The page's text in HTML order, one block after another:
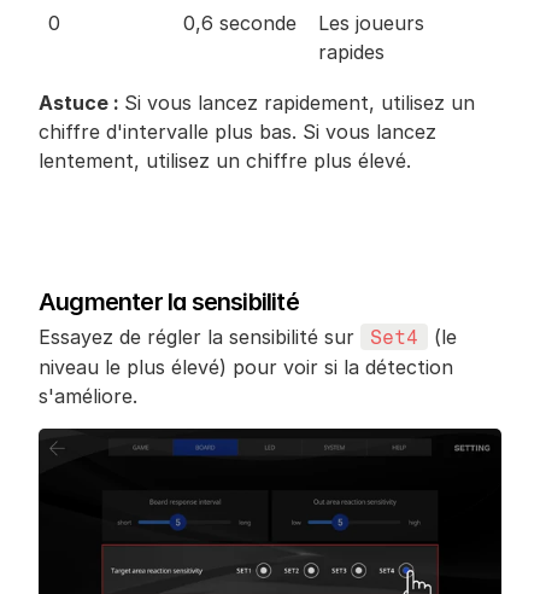
0 0,6 seconde
Les joueurs
rapides
Astuce : Si vous lancez rapidement, utilisez un
chiffre d'intervalle plus bas. Si vous lancez
lentement, utilisez un chiffre plus élevé.
Augmenter la sensibilité
Essayez de régler la sensibilité sur Set4
(le
niveau le plus élevé) pour voir si la détection
s'améliore.